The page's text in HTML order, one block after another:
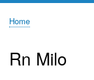
Home
Rn Milo